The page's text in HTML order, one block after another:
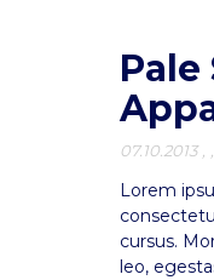
Pale
07.10.2013
Lorem
cursus.
leo,